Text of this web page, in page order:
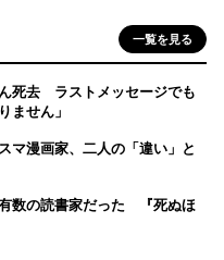
一覧を見る
死去 ラストメッセージでも
ません」
漫画家、二人の「違い」と
数の読書家だった 『死ぬほ